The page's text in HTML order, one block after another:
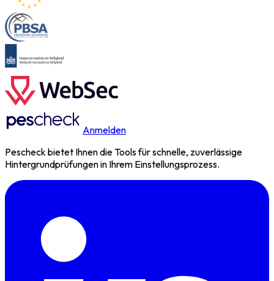
Anmelden
Pescheck bietet Ihnen die Tools für schnelle, zuverlässige
Hintergrundprüfungen in Ihrem Einstellungsprozess.